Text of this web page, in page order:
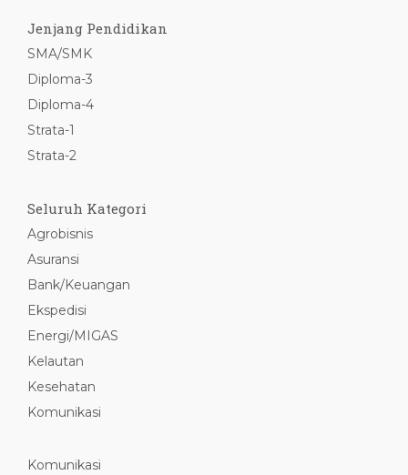
Jenjang Pendidikan
SMA/SMK
Diploma-3
Diploma-4
Strata-1
Strata-2
Seluruh Kategori
Agrobisnis
Asuransi
Bank/Keuangan
Ekspedisi
Energi/MIGAS
Kelautan
Kesehatan
Komunikasi
Komunikasi